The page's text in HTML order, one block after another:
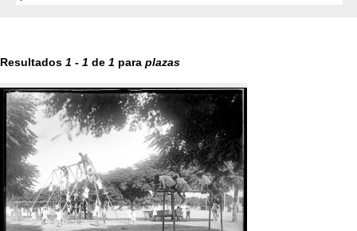
Resultados 1 - 1 de 1 para plazas